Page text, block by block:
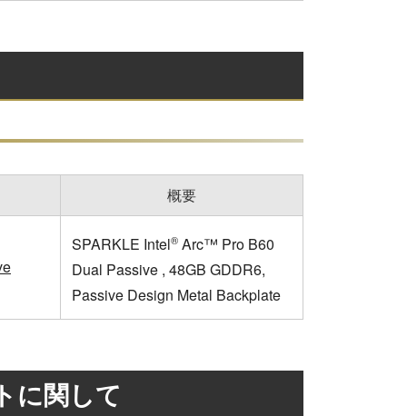
概要
SPARKLE Intel® Arc™ Pro B60
Dual Passive , 48GB GDDR6,
Passive Design Metal Backplate
に関して